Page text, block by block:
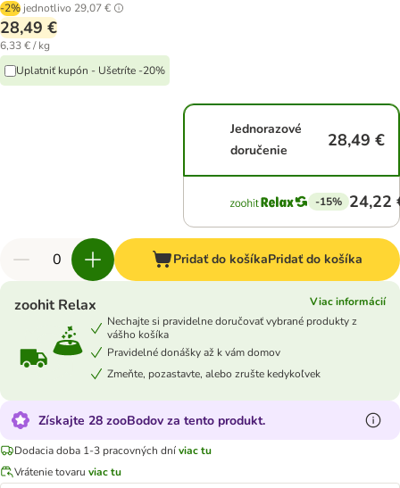
-2% jednotlivo 29,07 €
28,49 €
6,33 € / kg
Uplatniť kupón - Ušetríte -20%
Jednorazové
doručenie
28,49 €
-15% 24,22
Pridať do košíkaPridať do košíka
zoohit Relax
Viac informácií
Nechajte si pravidelne doručovať vybrané produkty z
vášho košíka
Pravidelné donášky až k vám domov
Zmeňte, pozastavte, alebo zrušte kedykoľvek
Získajte 28 zooBodov za tento produkt.
Dodacia doba 1-3 pracovných dníviac tu
Vrátenie tovaru viac tu